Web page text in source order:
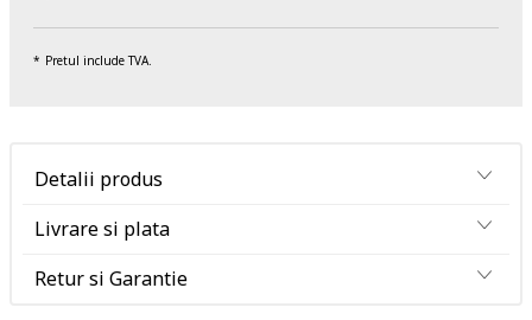
Pretul include TVA.
Detalii produs
Livrare si plata
Retur si Garantie